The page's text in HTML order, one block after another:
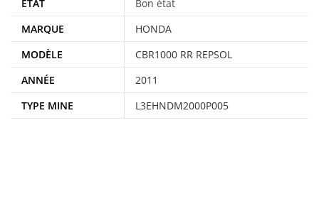
ÉTAT
Bon état
MARQUE
HONDA
MODÈLE
CBR1000 RR REPSOL
ANNÉE
2011
TYPE MINE
L3EHNDM2000P005